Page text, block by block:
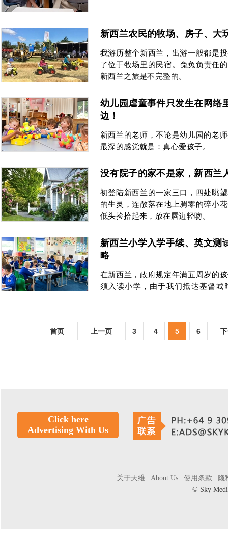
新西兰农民的牧场、房子、大
我游历整个新西兰，出游一般都是
了位于牧场里的民宿。兔兔负责任
新西兰之旅是不完整的。
幼儿园虐童事件只发生在网络
边！
新西兰的老师，不论是幼儿园的老
最深的感觉就是：真心爱孩子。
没有院子的家不是家，新西兰
初登陆新西兰的一家三口，四处眺
的生灵，连散落在地上凋零的碎小
低头捡拾起来，放在唇边轻吻。
新西兰小学入学手续、英文测
略
在新西兰，政府规定年满五周岁的
须入读小学，由于我们抵达基督城
首页 上一页 3 4 5 6
Click here
Advertising With Us
关于天维 About Us 使用条款
隐
© Sky